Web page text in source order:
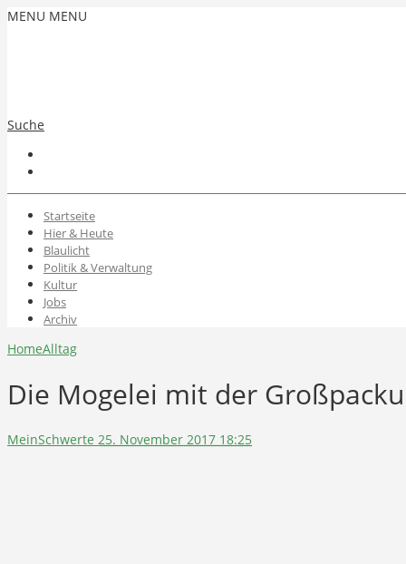
MENU MENU
Suche
Startseite
Hier & Heute
Blaulicht
Politik & Verwaltung
Kultur
Jobs
Archiv
HomeAlltag
Die Mogelei mit der
MeinSchwerte 25. November 2017 18:25